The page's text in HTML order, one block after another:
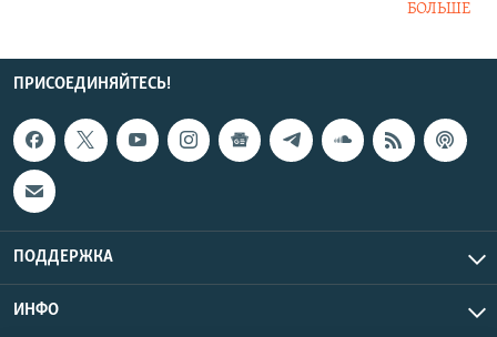
БОЛЬШЕ
ПРИСОЕДИНЯЙТЕСЬ!
ПОДДЕРЖКА
ИНФО